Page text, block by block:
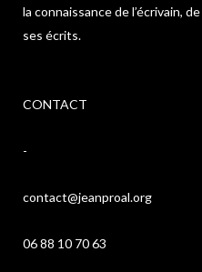
la connaissance de l’écrivain,
ses écrits.
CONTACT
-
contact@jeanproal.org
06 88 10 70 63